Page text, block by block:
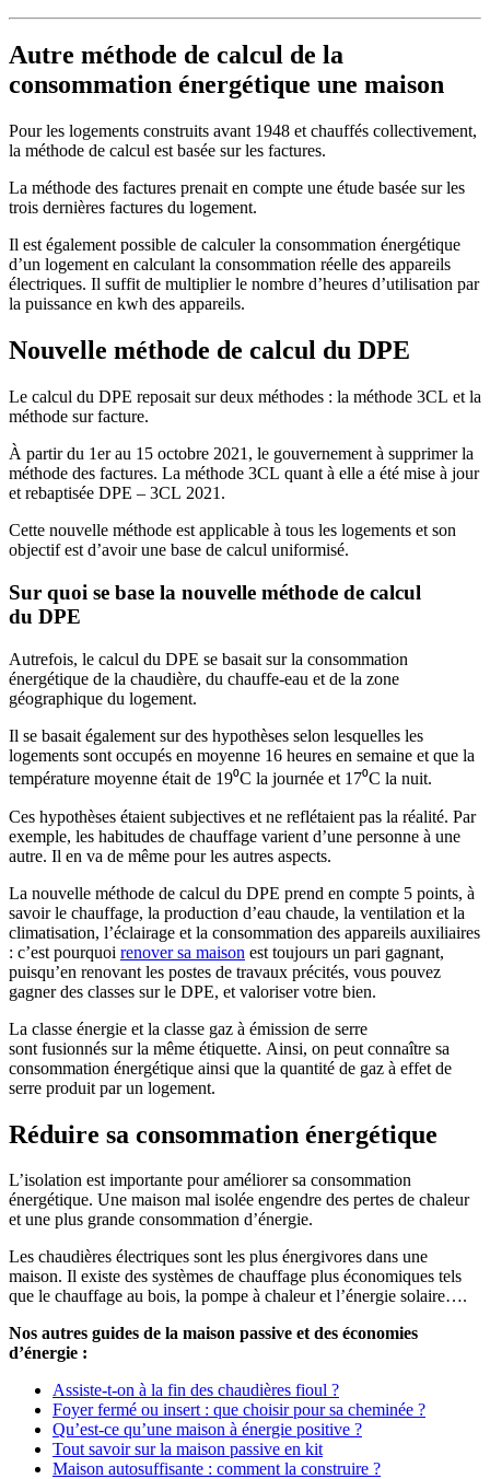
Autre méthode de calcul de la
consommation énergétique une maison
Pour les logements construits avant 1948 et chauffés collectivement,
la méthode de calcul est basée sur les factures.
La méthode des factures prenait en compte une étude basée sur les
trois dernières factures du logement.
Il est également possible de calculer la consommation énergétique
d’un logement en calculant la consommation réelle des appareils
électriques. Il suffit de multiplier le nombre d’heures d’utilisation par
la puissance en kwh des appareils.
Nouvelle méthode de calcul du DPE
Le calcul du DPE reposait sur deux méthodes : la méthode 3CL et la
méthode sur facture.
À partir du 1er au 15 octobre 2021, le gouvernement à supprimer la
méthode des factures. La méthode 3CL quant à elle a été mise à jour
et rebaptisée DPE – 3CL 2021.
Cette nouvelle méthode est applicable à tous les logements et son
objectif est d’avoir une base de calcul uniformisé.
Sur quoi se base la nouvelle méthode de calcul
du DPE
Autrefois, le calcul du DPE se basait sur la consommation
énergétique de la chaudière, du chauffe-eau et de la zone
géographique du logement.
Il se basait également sur des hypothèses selon lesquelles les
logements sont occupés en moyenne 16 heures en semaine et que la
température moyenne était de 19⁰C la journée et 17⁰C la nuit.
Ces hypothèses étaient subjectives et ne reflétaient pas la réalité. Par
exemple, les habitudes de chauffage varient d’une personne à une
autre. Il en va de même pour les autres aspects.
La nouvelle méthode de calcul du DPE prend en compte 5 points, à
savoir le chauffage, la production d’eau chaude, la ventilation et la
climatisation, l’éclairage et la consommation des appareils auxiliaires
: c’est pourquoi renover sa maison est toujours un pari gagnant,
puisqu’en renovant les postes de travaux précités, vous pouvez
gagner des classes sur le DPE, et valoriser votre bien.
La classe énergie et la classe gaz à émission de serre
sont fusionnés sur la même étiquette. Ainsi, on peut connaître sa
consommation énergétique ainsi que la quantité de gaz à effet de
serre produit par un logement.
Réduire sa consommation énergétique
L’isolation est importante pour améliorer sa consommation
énergétique. Une maison mal isolée engendre des pertes de chaleur
et une plus grande consommation d’énergie.
Les chaudières électriques sont les plus énergivores dans une
maison. Il existe des systèmes de chauffage plus économiques tels
que le chauffage au bois, la pompe à chaleur et l’énergie solaire….
Nos autres guides de la maison passive et des économies
d’énergie :
Assiste-t-on à la fin des chaudières fioul ?
Foyer fermé ou insert : que choisir pour sa cheminée ?
Qu’est-ce qu’une maison à énergie positive ?
Tout savoir sur la maison passive en kit
Maison autosuffisante : comment la construire ?